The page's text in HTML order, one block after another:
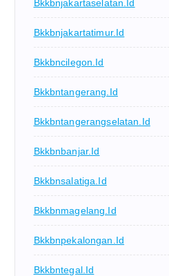
Bkkbnjakartaselatan.id
Bkkbnjakartatimur.id
Bkkbncilegon.id
Bkkbntangerang.id
Bkkbntangerangselatan.id
Bkkbnbanjar.id
Bkkbnsalatiga.id
Bkkbnmagelang.id
Bkkbnpekalongan.id
Bkkbntegal.id